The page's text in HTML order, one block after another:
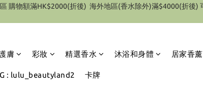
特別優惠 1件即享有9折優惠(部份產品除外）
膚 彩妝 精選香水 沐浴和身體 居家香薰
: lulu_beautyland2 卡牌